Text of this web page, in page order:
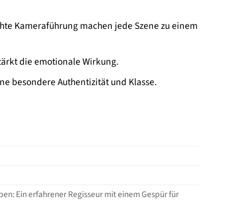
Kameraführung machen jede Szene zu einem
die emotionale Wirkung.
besondere Authentizität und Klasse.
Ein erfahrener Regisseur mit einem Gespür für